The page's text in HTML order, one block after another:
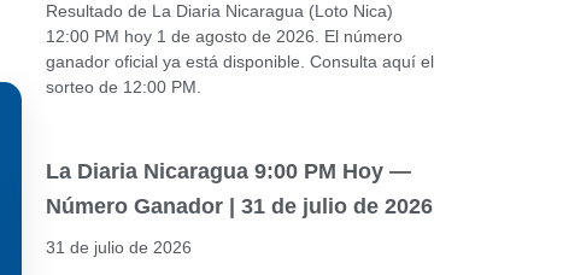
Resultado de La Diaria Nicaragua (Loto Nica)
12:00 PM hoy 1 de agosto de 2026. El número
ganador oficial ya está disponible. Consulta aquí el
sorteo de 12:00 PM.
La Diaria Nicaragua 9:00 PM Hoy —
Número Ganador | 31 de julio de 2026
31 de julio de 2026